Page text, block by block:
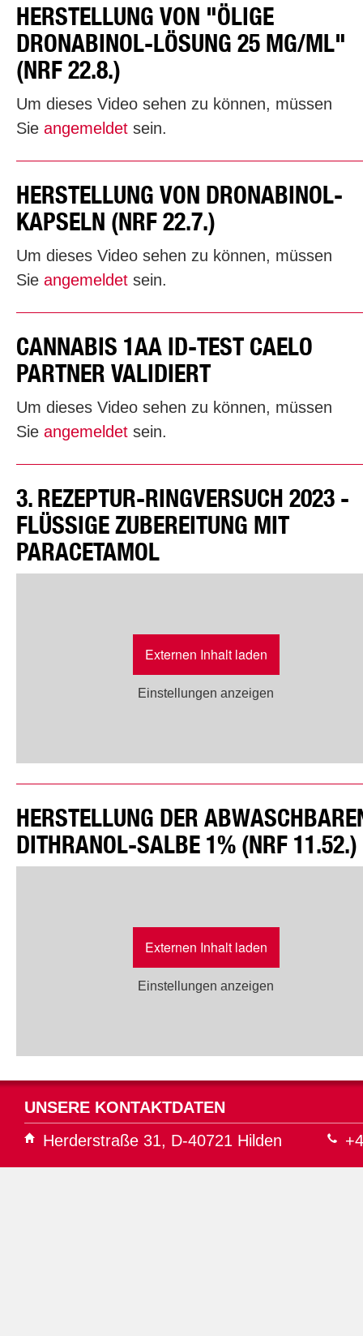
HERSTELLUNG VON "ÖLIGE
DRONABINOL-LÖSUNG 25 MG/ML"
(NRF 22.8.)
Um dieses Video sehen zu können, müssen
Sie angemeldet sein.
HERSTELLUNG VON DRONABINOL-
KAPSELN (NRF 22.7.)
Um dieses Video sehen zu können, müssen
Sie angemeldet sein.
CANNABIS 1AA ID-TEST CAELO
PARTNER VALIDIERT
Um dieses Video sehen zu können, müssen
Sie angemeldet sein.
3. REZEPTUR-RINGVERSUCH 2023 -
FLÜSSIGE ZUBEREITUNG MIT
PARACETAMOL
Externen Inhalt laden
Einstellungen anzeigen
HERSTELLUNG DER
DITHRANOL-SALBE 1% (NRF 11.52.)
Externen Inhalt laden
Einstellungen anzeigen
UNSERE KONTAKTDATEN
Herderstraße 31, D-40721 Hilden